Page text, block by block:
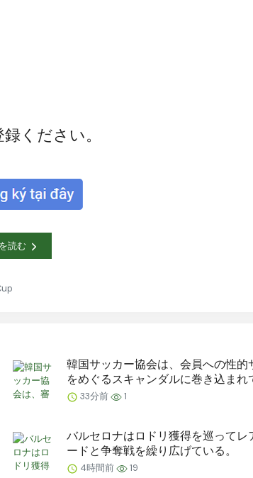
ください。
読む
韓国サッカー協会は、会員への性的
をめぐるスキャンダルに巻き込まれ
33分前 1
バルセロナはロドリ獲得を巡ってレ
ードと争奪戦を繰り広げている。
4時間前 19